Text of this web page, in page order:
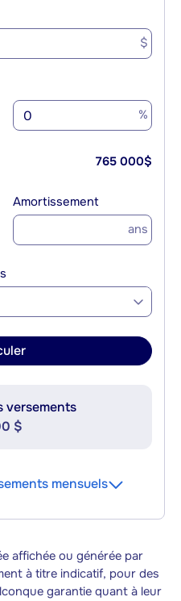
$
%
765 000$
Amortissement
ans
versements
$
mensuels
affichée ou générée par
à titre indicatif, pour des
garantie quant à leur